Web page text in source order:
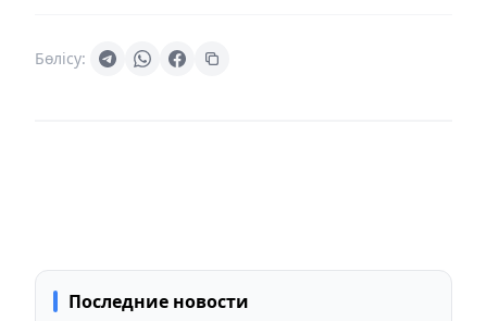
Бөлісу:
Последние новости